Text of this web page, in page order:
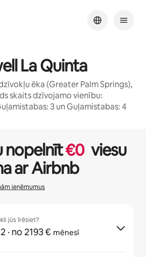
La Quinta
ēka (Greater Palm Springs),
skaits dzīvojamo vienību:
3 un Guļamistabas: 4
nopelnīt€0 viesu
ar Airbnb
ieņēmumus
jūs īrēsiet?
· no 2193 € mēnesī